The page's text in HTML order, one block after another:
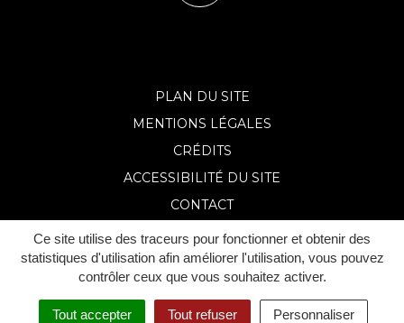
Ce site utilise des traceurs pour fonctionner et obtenir des
statistiques d'utilisation afin améliorer l'utilisation, vous pouvez
contrôler ceux que vous souhaitez activer.
Tout accepter Tout refuser Personnaliser
le
compte
Facebook
PLAN DU SITE
MENTIONS LÉGALES
CRÉDITS
ACCESSIBILITÉ DU SITE
CONTACT